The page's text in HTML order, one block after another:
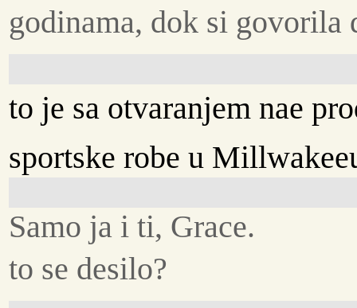
godinama, dok si govorila
to je sa otvaranjem nae
sportske robe u
Samo ja i ti, Grace.
to se desilo?